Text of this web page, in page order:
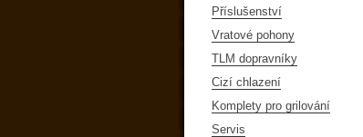
Příslušenství
Vratové pohony
TLM dopravníky
Cizí chlazení
Komplety pro grilování
Servis